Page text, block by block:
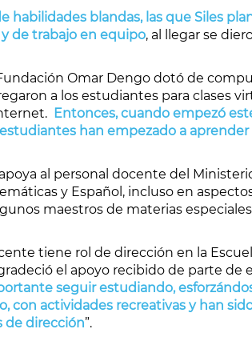
habilidades blandas, las que Siles
de trabajo en equipo, al llegar se
Omar Dengo dotó de
a los estudiantes para clases
Entonces, cuando empezó
han empezado a aprender
al personal docente del
y Español, incluso en
maestros de materias
tiene rol de dirección en la
el apoyo recibido de parte de
seguir estudiando,
actividades recreativas y han
de dirección”.